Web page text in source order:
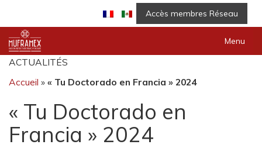
Accès membres Réseau
Menu
ACTUALITÉS
Accueil » « Tu Doctorado en Francia » 2024
« Tu Doctorado en
Francia » 2024